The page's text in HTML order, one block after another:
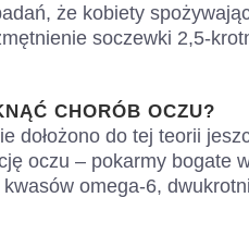
że kobiety
soczewki 2,5-
CHORÓB OCZU?
dołożono do tej teorii
oczu – pokarmy bogate
omega-6,